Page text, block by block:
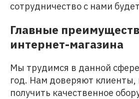
сотрудничество с нами
Главные
интернет-магазина
Мы трудимся в данной
год. Нам доверяют клиенты,
получить качественное